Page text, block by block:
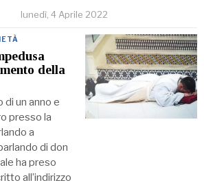
lunedì, 4 Aprile 2022
della
di un anno e
presso la
a
di don
ha preso
all’indirizzo